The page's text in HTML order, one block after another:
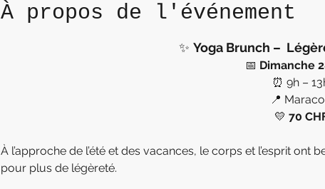
À propos de l'événement
✨ Yoga Brunch –
📅 Dimanche
⏰ 9h –
📍
💛 70
À l’approche de l’été et des vacances, le corps et l’esprit ont
pour plus de légèreté.